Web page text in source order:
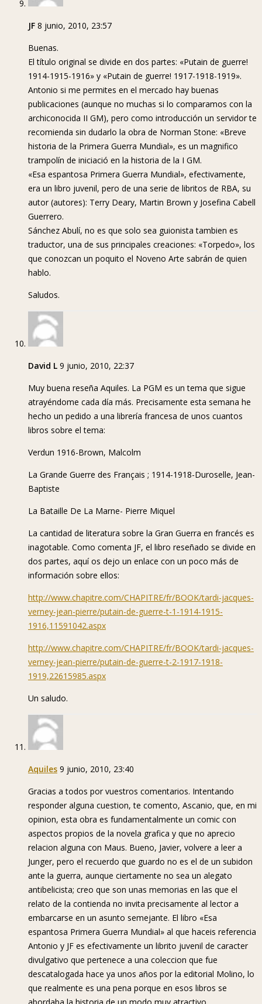
JF 8 junio, 2010, 23:57
Buenas.
El título original se divide en dos partes: «Putain de guerre!
1914-1915-1916» y «Putain de guerre! 1917-1918-1919».
Antonio si me permites en el mercado hay buenas
publicaciones (aunque no muchas si lo comparamos con la
archiconocida II GM), pero como introducción un servidor te
recomienda sin dudarlo la obra de Norman Stone: «Breve
historia de la Primera Guerra Mundial», es un magnifico
trampolín de iniciació en la historia de la I GM.
«Esa espantosa Primera Guerra Mundial», efectivamente,
era un libro juvenil, pero de una serie de libritos de RBA, su
autor (autores): Terry Deary, Martin Brown y Josefina Cabell
Guerrero.
Sánchez Abulí, no es que solo sea guionista tambien es
traductor, una de sus principales creaciones: «Torpedo», los
que conozcan un poquito el Noveno Arte sabrán de quien
hablo.
Saludos.
David L 9 junio, 2010, 22:37
Muy buena reseña Aquiles. La PGM es un tema que sigue
atrayéndome cada día más. Precisamente esta semana he
hecho un pedido a una librería francesa de unos cuantos
libros sobre el tema:
Verdun 1916-Brown, Malcolm
La Grande Guerre des Français ; 1914-1918-Duroselle, Jean-
Baptiste
La Bataille De La Marne- Pierre Miquel
La cantidad de literatura sobre la Gran Guerra en francés es
inagotable. Como comenta JF, el libro reseñado se divide en
dos partes, aquí os dejo un enlace con un poco más de
información sobre ellos:
http://www.chapitre.com/CHAPITRE/fr/BOOK/tardi-jacques-
verney-jean-pierre/putain-de-guerre-t-1-1914-1915-
1916,11591042.aspx
http://www.chapitre.com/CHAPITRE/fr/BOOK/tardi-jacques-
verney-jean-pierre/putain-de-guerre-t-2-1917-1918-
1919,22615985.aspx
Un saludo.
Aquiles 9 junio, 2010, 23:40
Gracias a todos por vuestros comentarios. Intentando
responder alguna cuestion, te comento, Ascanio, que, en mi
opinion, esta obra es fundamentalmente un comic con
aspectos propios de la novela grafica y que no aprecio
relacion alguna con Maus. Bueno, Javier, volvere a leer a
Junger, pero el recuerdo que guardo no es el de un subidon
ante la guerra, aunque ciertamente no sea un alegato
antibelicista; creo que son unas memorias en las que el
relato de la contienda no invita precisamente al lector a
embarcarse en un asunto semejante. El libro «Esa
espantosa Primera Guerra Mundial» al que haceis referencia
Antonio y JF es efectivamente un librito juvenil de caracter
divulgativo que pertenece a una coleccion que fue
descatalogada hace ya unos años por la editorial Molino, lo
que realmente es una pena porque en esos libros se